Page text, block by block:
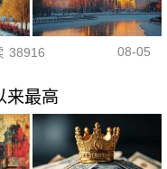
38916 08-05
来最高